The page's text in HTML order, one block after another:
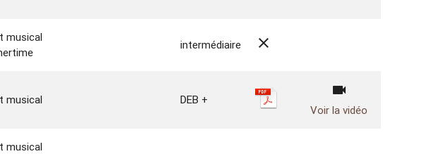
musical
intermédiaire close
musical DEB +
videocam
Voir la vidéo
musical